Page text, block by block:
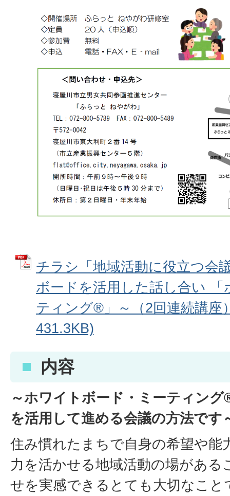
チラシ「地域活動に役立つ会
ボードを活用した話し合い
ティング®」～（2回連続講座
431.3KB)
内容
～ホワイトボード・ミーティン
を活用して進める会議の方法です
住み慣れたまちで自身の希望や能
力を活かせる地域活動の場がある
せを実感できるとても大切なこと